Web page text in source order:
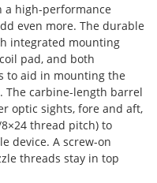
a high-performance
even more. The durable
integrated mounting
pad, and both
to aid in mounting the
The carbine-length barrel
optic sights, fore and aft,
thread pitch) to
device. A screw-on
threads stay in top